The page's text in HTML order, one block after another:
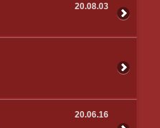
20.08.03
20.06.16